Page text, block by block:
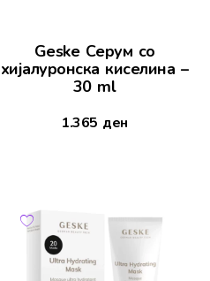
Geske Серум со
хијалуронска киселина –
30 ml
1.365 ден